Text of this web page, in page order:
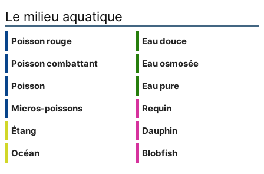
Le milieu aquatique
Poisson rouge
Poisson combattant
Poisson
Micros-poissons
Étang
Océan
Eau douce
Eau osmosée
Eau pure
Requin
Dauphin
Blobfish